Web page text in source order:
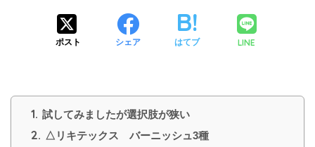
ポスト シェア はてブ LINE
1. 試してみましたが選択肢が狭い
2. △リキテックス バーニッシュ3種